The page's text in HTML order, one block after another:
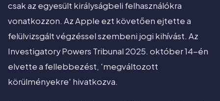
csak az egyesült királyságbeli felhasználókra
vonatkozzon. Az Apple ezt követően ejtette a
felülvizsgált végzéssel szembeni jogi kihívást. Az
Investigatory Powers Tribunal 2025. október 14-én
elvette a fellebbezést, 'megváltozott
körülményekre' hivatkozva.